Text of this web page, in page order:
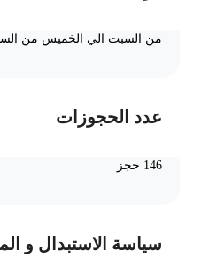
من السبت الي الخميس من الساعه 2 م الي 10 م
عدد الحجوزات
سياسة الاستبدال و